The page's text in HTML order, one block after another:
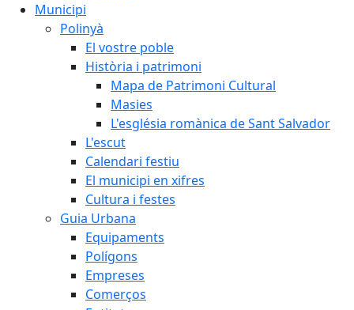
Municipi
Polinyà
El vostre poble
Història i patrimoni
Mapa de Patrimoni Cultural
Masies
L'església romànica de Sant Salvador
L'escut
Calendari festiu
El municipi en xifres
Cultura i festes
Guia Urbana
Equipaments
Polígons
Empreses
Comerços